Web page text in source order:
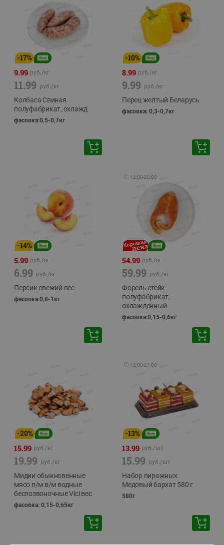
-17%
9.99 руб./кг
11.99 руб./кг
Колбаса Свиная
полуфабрикат, охлажд
фасовка:0,5-0,7кг
-10%
8.99 руб./кг
9.99 руб./кг
Перец желтый Беларусь
фасовка: 0,3-0,7кг
-14%
5.99 руб./кг
6.99 руб./кг
Персик свежий вес
фасовка:0,8-1кг
🕘 12:00-20:00
54.99 руб./кг
59.99 руб./кг
Форель стейк
полуфабрикат,
охлажденный
фасовка:0,15-0,6кг
-20%
15.99 руб./кг
19.99 руб./кг
Мидии обыкновенные
мясо п/м в/м водные
беспозвоночные Vici вес
фасовка: 0,15-0,65кг
🕘 12:00-21:00
-13%
13.99 руб./шт
15.99 руб./шт
Набор пирожных
Медовый бархат 580 г
580г